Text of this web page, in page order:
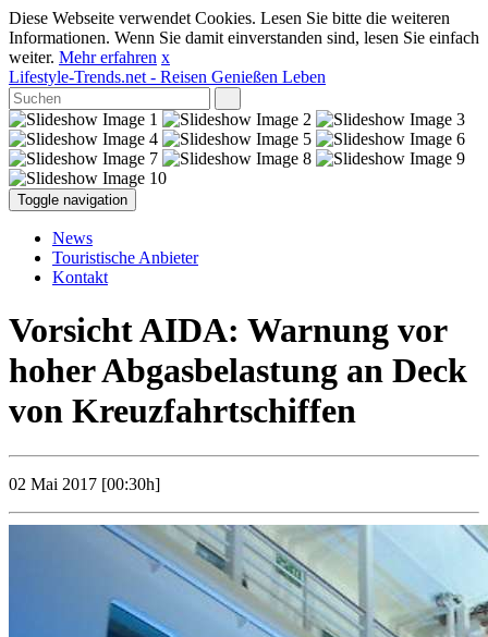
Diese Webseite verwendet Cookies. Lesen Sie bitte die weiteren
Informationen. Wenn Sie damit einverstanden sind, lesen Sie einfach
weiter. Mehr erfahren x
Lifestyle-Trends.net - Reisen Genießen Leben
Toggle navigation
News
Touristische Anbieter
Kontakt
Vorsicht AIDA: Warnung vor
hoher Abgasbelastung an Deck
von Kreuzfahrtschiffen
02 Mai 2017 [00:30h]